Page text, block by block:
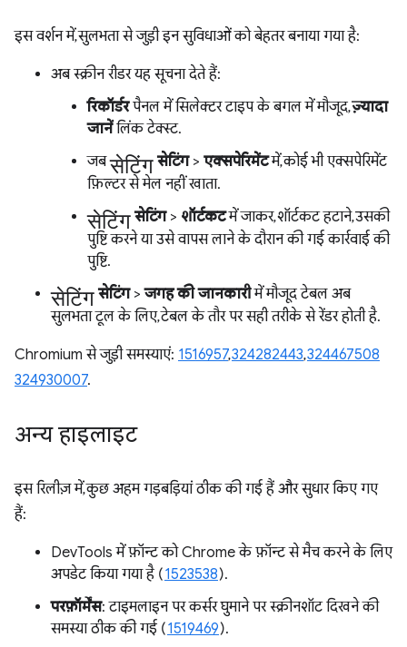
इस वर्शन में, सुलभता से जुड़ी इन सुविधाओं को बेहतर बनाया गया है:
अब स्क्रीन रीडर यह सूचना देते हैं:
रिकॉर्डरपैनल में सिलेक्टर टाइप के बगल में मौजूद,ज़्यादा
जानेंलिंक टेक्स्ट.
जबसेटिंग सेटिंग> एक्सपेरिमेंटमें, कोई भी एक्सपेरिमेंट
फ़िल्टर से मेल नहीं खाता.
सेटिंग सेटिंग> शॉर्टकटमें जाकर, शॉर्टकट हटाने, उसकी
पुष्टि करने या उसे वापस लाने के दौरान की गई कार्रवाई की
पुष्टि.
सेटिंग सेटिंग>जगह की जानकारीमें मौजूद टेबल अब
सुलभता टूल के लिए, टेबल के तौर पर सही तरीके से रेंडर होती है.
Chromium से जुड़ी समस्याएं: 1516957,324282443,324467508
324930007.
अन्य हाइलाइट
इस रिलीज़ में, कुछ अहम गड़बड़ियां ठीक की गई हैं और सुधार किए गए
हैं:
DevTools में फ़ॉन्ट को Chrome के फ़ॉन्ट से मैच करने के लिए
अपडेट किया गया है (1523538).
परफ़ॉर्मेंस: टाइमलाइन पर कर्सर घुमाने पर स्क्रीनशॉट दिखने की
समस्या ठीक की गई (1519469).